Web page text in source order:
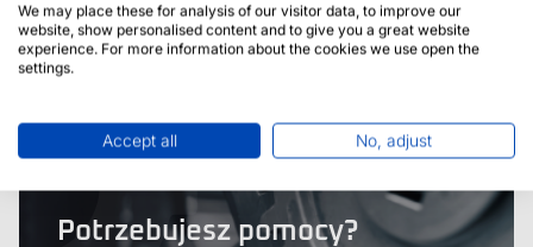
Potrzebujesz pomocy?
We may place these for analysis of our visitor data, to improve our
website, show personalised content and to give you a great website
experience. For more information about the cookies we use open the
settings.
Accept all No, adjust